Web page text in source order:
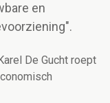
en
De Gucht roept